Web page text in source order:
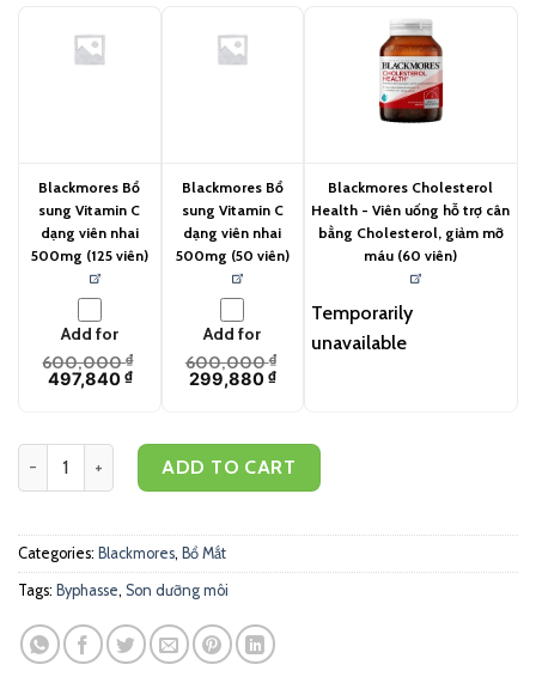
Blackmores Bổ
sung Vitamin C
dạng viên nhai
500mg (125 viên)
Add for
600,000₫
497,840₫
Blackmores Bổ
sung Vitamin C
dạng viên nhai
500mg (50 viên)
Add for
600,000₫
299,880₫
Blackmores Cholesterol
Health - Viên uống hỗ trợ cân
bằng Cholesterol, giảm mỡ
máu (60 viên)
Temporarily
unavailable
Blackmores Bổ sung Vitamin A tốt cho mắt 5000IU (150 viên)
ADD TO CART
Categories: Blackmores, Bổ Mắt
Tags: Byphasse, Son dưỡng môi